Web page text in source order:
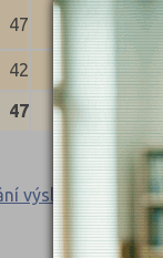
47 46
42 41
47 46
výsledků